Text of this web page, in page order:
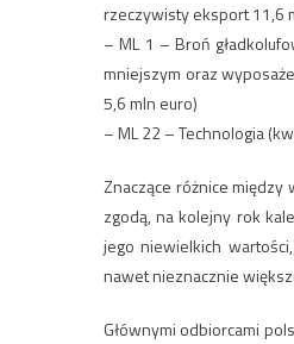
rzeczywisty eksport 11,6
– ML 1 – Broń
mniejszym oraz
5,6 mln euro)
– ML 22 – Technologia
Znaczące różnice
zgodą, na kolejny rok
jego niewielkich
nawet nieznacznie
Głównymi odbiorcami